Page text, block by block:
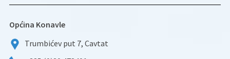
Općina Konavle
Trumbićev put 7, Cavtat